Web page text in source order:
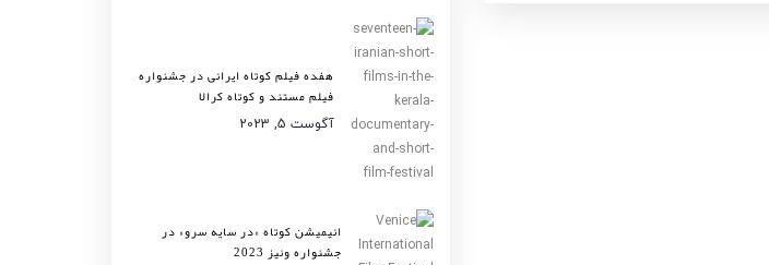
هفده فیلم کوتاه ایرانی در جشنواره
فیلم مستند و کوتاه کرالا
آگوست 5, 2023
انیمیشن کوتاه «در سایه سرو» در
جشنواره ونیز 2023